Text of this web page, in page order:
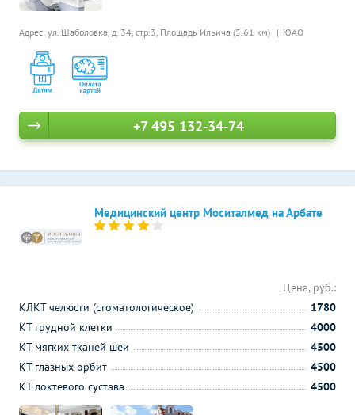
Адрес: ул. Шаболовка, д. 34, стр.3, Площадь Ильича (5.61 км) ЮАО
+7 495 132-34-74
Медицинский центр Моситалмед на Арбате
Цена, руб.:
КЛКТ челюсти (стоматологическое)
1780
КТ грудной клетки
4000
КТ мягких тканей шеи
4500
КТ глазных орбит
4500
КТ локтевого сустава
4500